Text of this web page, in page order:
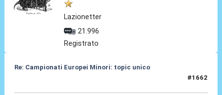
Lazionetter
21.996
Registrato
Re: Campionati Europei Minori: topic unico
#1662